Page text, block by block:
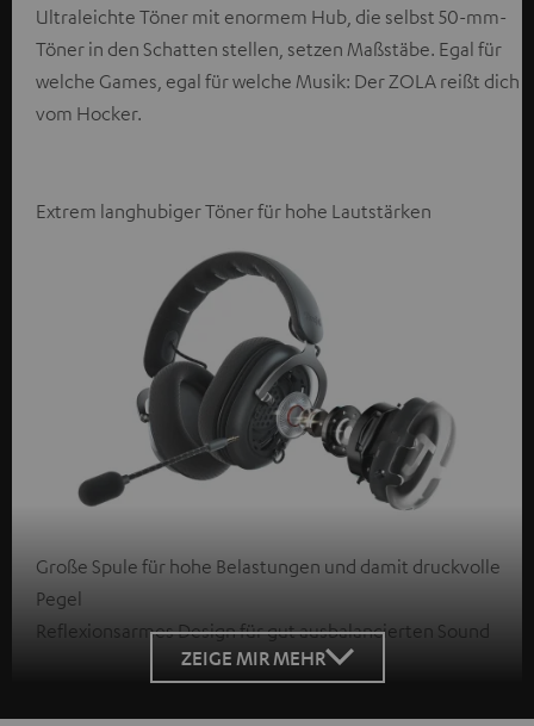
Ultraleichte Töner mit enormem Hub, die selbst 50-mm-
Töner in den Schatten stellen, setzen Maßstäbe. Egal für
welche Games, egal für welche Musik: Der ZOLA reißt dich
vom Hocker.
Extrem langhubiger Töner für hohe Lautstärken
Große Spule für hohe Belastungen und damit druckvolle
Pegel
Reflexionsarmes Design für gut ausbalancierten Sound
ZEIGE MIR MEHR